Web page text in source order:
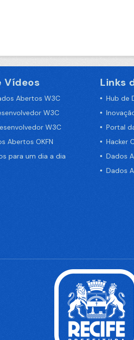
Vídeos
Abertos W3C
W3C
W3C
Abertos OKFN
para um dia a dia
Links
Hub de
Portal
Hacker
Dados
Dados